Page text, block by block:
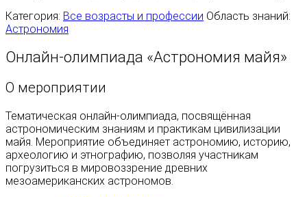
Категория: Все возрасты и профессии Область знаний:
Астрономия
Онлайн-олимпиада «Астрономия майя»
О мероприятии
Тематическая онлайн‑олимпиада, посвящённая
астрономическим знаниям и практикам цивилизации
майя. Мероприятие объединяет астрономию, историю,
археологию и этнографию, позволяя участникам
погрузиться в мировоззрение древних
мезоамериканских астрономов.